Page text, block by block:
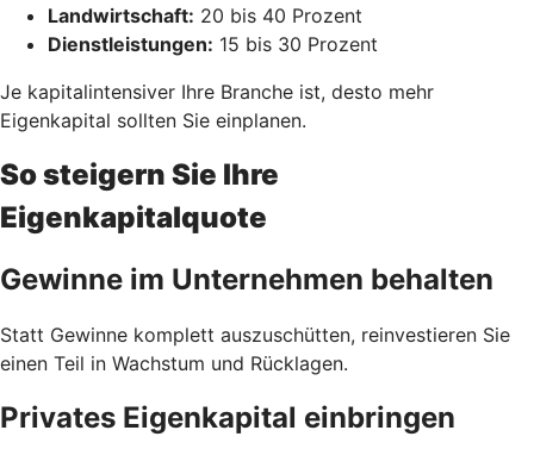
Landwirtschaft: 20 bis 40 Prozent
Dienstleistungen: 15 bis 30 Prozent
Je kapitalintensiver Ihre Branche ist, desto mehr
Eigenkapital sollten Sie einplanen.
So steigern Sie Ihre
Eigenkapitalquote
Gewinne im Unternehmen behalten
Statt Gewinne komplett auszuschütten, reinvestieren Sie
einen Teil in Wachstum und Rücklagen.
Privates Eigenkapital einbringen